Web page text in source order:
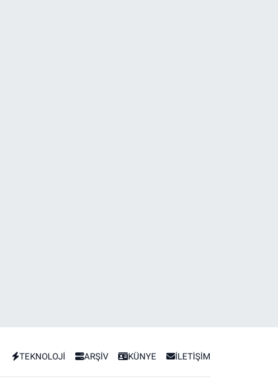
TEKNOLOJİ ARŞİV KÜNYE İLETİŞİM